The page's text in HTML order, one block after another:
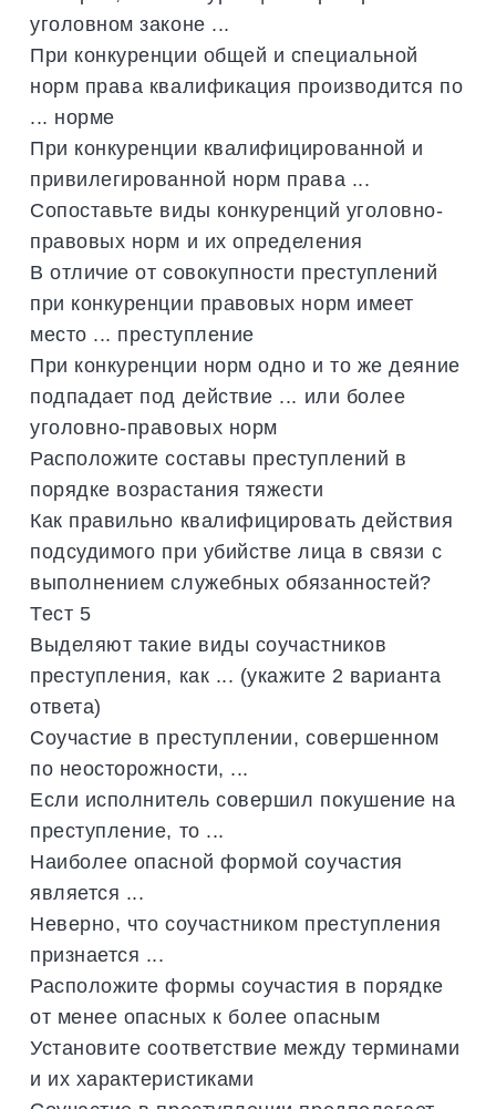
уголовном законе ...
При конкуренции общей и специальной
норм права квалификация производится по
... норме
При конкуренции квалифицированной и
привилегированной норм права ...
Сопоставьте виды конкуренций уголовно-
правовых норм и их определения
В отличие от совокупности преступлений
при конкуренции правовых норм имеет
место ... преступление
При конкуренции норм одно и то же деяние
подпадает под действие ... или более
уголовно-правовых норм
Расположите составы преступлений в
порядке возрастания тяжести
Как правильно квалифицировать действия
подсудимого при убийстве лица в связи с
выполнением служебных обязанностей?
Тест 5
Выделяют такие виды соучастников
преступления, как ... (укажите 2 варианта
ответа)
Соучастие в преступлении, совершенном
по неосторожности, ...
Если исполнитель совершил покушение на
преступление, то ...
Наиболее опасной формой соучастия
является ...
Неверно, что соучастником преступления
признается ...
Расположите формы соучастия в порядке
от менее опасных к более опасным
Установите соответствие между терминами
и их характеристиками